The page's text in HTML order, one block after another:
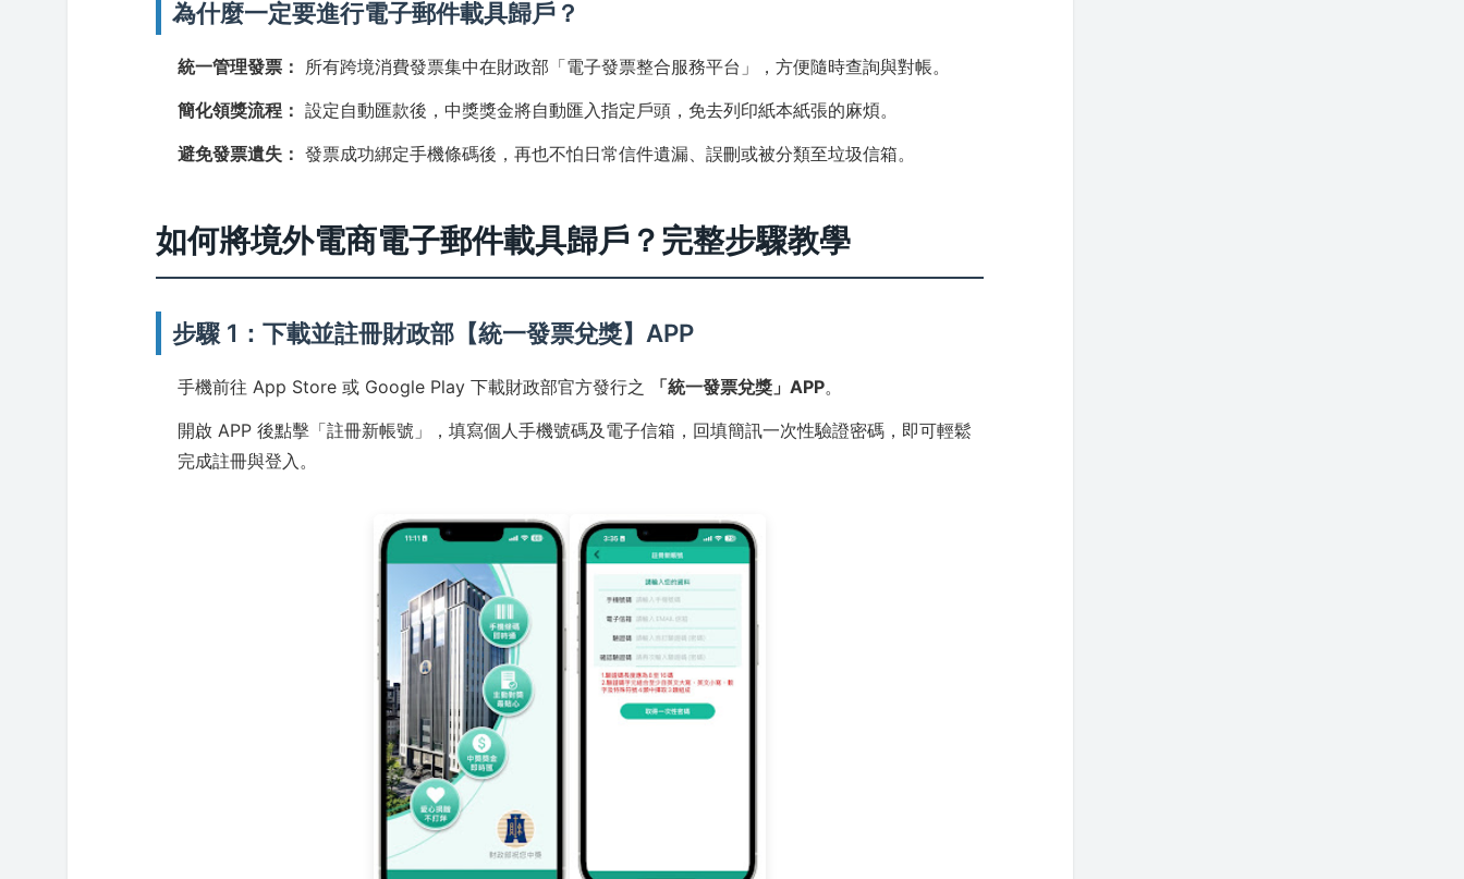
為什麼一定要進行電子郵件載具歸戶？
統一管理發票： 所有跨境消費發票集中在財政部「電子發票整合服務平台」，方便隨時查詢與對帳。
簡化領獎流程： 設定自動匯款後，中獎獎金將自動匯入指定戶頭，免去列印紙本紙張的麻煩。
避免發票遺失： 發票成功綁定手機條碼後，再也不怕日常信件遺漏、誤刪或被分類至垃圾信箱。
如何將境外電商電子郵件載具歸戶？完整步驟教學
步驟 1：下載並註冊財政部【統一發票兌獎】APP
手機前往 App Store 或 Google Play 下載財政部官方發行之 「統一發票兌獎」APP。
開啟 APP 後點擊「註冊新帳號」，填寫個人手機號碼及電子信箱，回填簡訊一次性驗證密碼，即可輕鬆
完成註冊與登入。